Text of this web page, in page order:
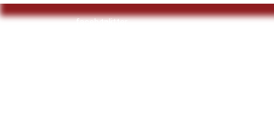
facebooktwitter